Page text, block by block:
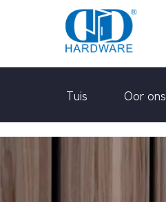
Tuis Oor ons